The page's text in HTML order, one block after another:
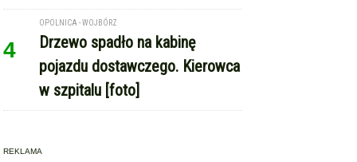
4
OPOLNICA - WOJBÓRZ
Drzewo spadło na kabinę
pojazdu dostawczego. Kierowca
w szpitalu [foto]
REKLAMA